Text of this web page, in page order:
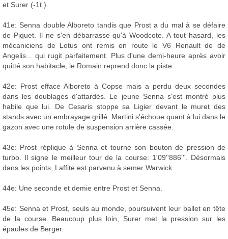
et Surer (-1t.).
41e: Senna double Alboreto tandis que Prost a du mal à se défaire
de Piquet. Il ne s'en débarrasse qu'à Woodcote. A tout hasard, les
mécaniciens de Lotus ont remis en route le V6 Renault de de
Angelis... qui rugit parfaitement. Plus d'une demi-heure après avoir
quitté son habitacle, le Romain reprend donc la piste.
42e: Prost efface Alboreto à Copse mais a perdu deux secondes
dans les doublages d'attardés. Le jeune Senna s'est montré plus
habile que lui. De Cesaris stoppe sa Ligier devant le muret des
stands avec un embrayage grillé. Martini s'échoue quant à lui dans le
gazon avec une rotule de suspension arrière cassée.
43e: Prost réplique à Senna et tourne son bouton de pression de
turbo. Il signe le meilleur tour de la course: 1'09''886'''. Désormais
dans les points, Laffite est parvenu à semer Warwick.
44e: Une seconde et demie entre Prost et Senna.
45e: Senna et Prost, seuls au monde, poursuivent leur ballet en tête
de la course. Beaucoup plus loin, Surer met la pression sur les
épaules de Berger.